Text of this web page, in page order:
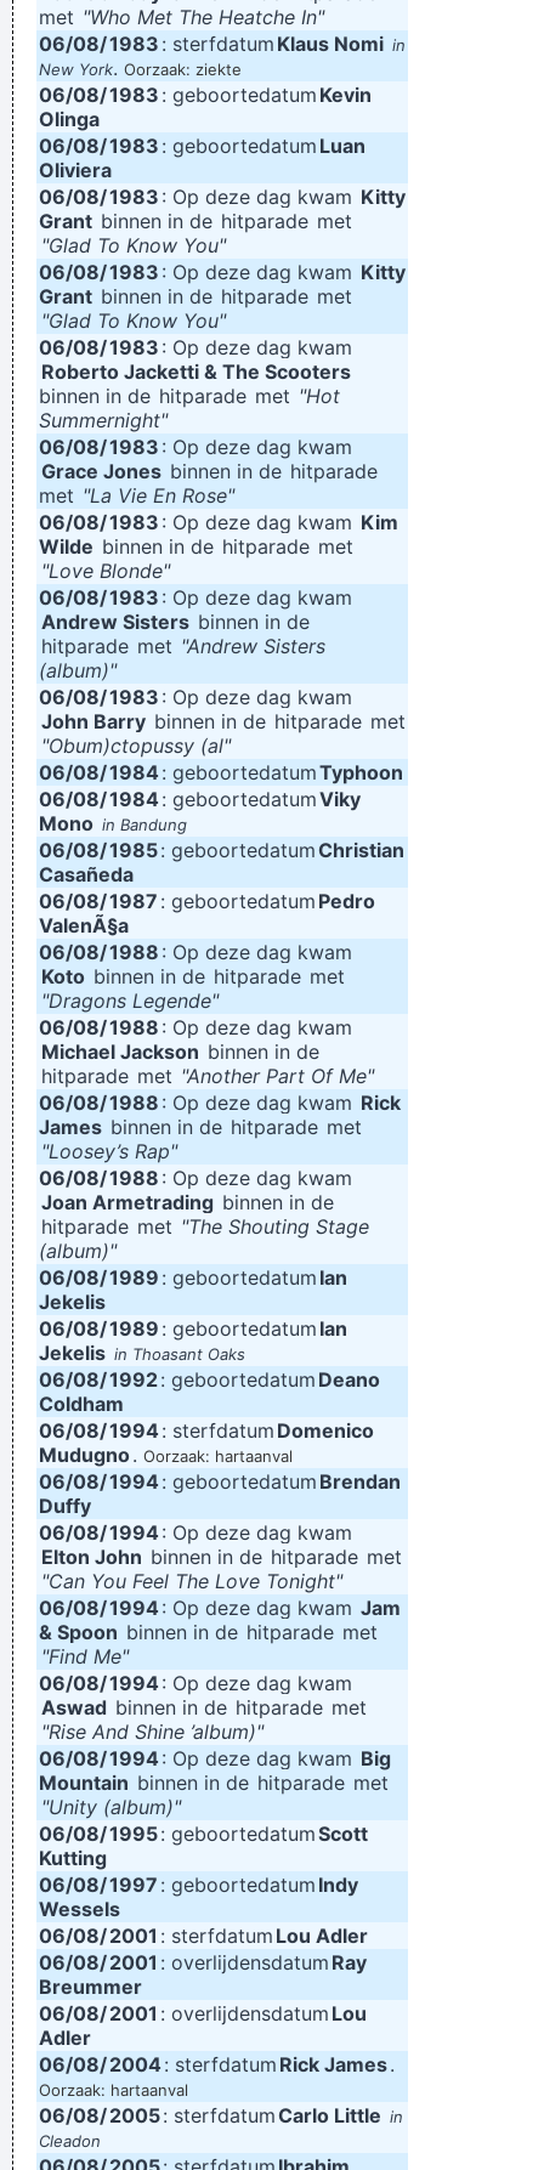
met "Who Met The Heatche In"
06/08/1983 : sterfdatum Klaus Nomi in
New York. Oorzaak: ziekte
06/08/1983 : geboortedatum Kevin
Olinga
06/08/1983 : geboortedatum Luan
Oliviera
06/08/1983 : Op deze dag kwam Kitty
Grant binnen in de hitparade met
"Glad To Know You"
06/08/1983 : Op deze dag kwam Kitty
Grant binnen in de hitparade met
"Glad To Know You"
06/08/1983 : Op deze dag kwam
Roberto Jacketti & The Scooters
binnen in de hitparade met "Hot
Summernight"
06/08/1983 : Op deze dag kwam
Grace Jones binnen in de hitparade
met "La Vie En Rose"
06/08/1983 : Op deze dag kwam Kim
Wilde binnen in de hitparade met
"Love Blonde"
06/08/1983 : Op deze dag kwam
Andrew Sisters binnen in de
hitparade met "Andrew Sisters
(album)"
06/08/1983 : Op deze dag kwam
John Barry binnen in de hitparade met
"Obum)ctopussy (al"
06/08/1984 : geboortedatumTyphoon
06/08/1984: geboortedatumViky
Mono in Bandung
06/08/1985: geboortedatumChristian
Casañeda
06/08/1987 : geboortedatum Pedro
ValenÃ§a
06/08/1988 : Op deze dag kwam
Koto binnen in de hitparade met
"Dragons Legende"
06/08/1988 : Op deze dag kwam
Michael Jackson binnen in de
hitparade met "Another Part Of Me"
06/08/1988 : Op deze dag kwam Rick
James binnen in de hitparade met
"Loosey’s Rap"
06/08/1988 : Op deze dag kwam
Joan Armetrading binnen in de
hitparade met "The Shouting Stage
(album)"
06/08/1989 : geboortedatum Ian
Jekelis
06/08/1989 : geboortedatum Ian
Jekelis in Thoasant Oaks
06/08/1992: geboortedatum Deano
Coldham
06/08/1994: sterfdatum Domenico
Mudugno. Oorzaak: hartaanval
06/08/1994 : geboortedatum Brendan
Duffy
06/08/1994: Op deze dag kwam
Elton John binnen in de hitparade met
"Can You Feel The Love Tonight"
06/08/1994 : Op deze dag kwam Jam
& Spoon binnen in de hitparade met
"Find Me"
06/08/1994: Op deze dag kwam
Aswad binnen in de hitparade met
"Rise And Shine ’album)"
06/08/1994 : Op deze dag kwam Big
Mountain binnen in de hitparade met
"Unity (album)"
06/08/1995: geboortedatumScott
Kutting
06/08/1997 : geboortedatum Indy
Wessels
06/08/2001 : sterfdatum Lou Adler
06/08/2001 : overlijdensdatum Ray
Breummer
06/08/2001 : overlijdensdatum Lou
Adler
06/08/2004 : sterfdatum Rick James.
Oorzaak: hartaanval
06/08/2005: sterfdatumCarlo Little in
Cleadon